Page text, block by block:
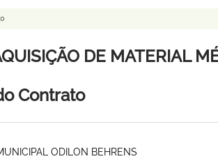
DE MATERIAL
Contrato
ODILON BEHRENS